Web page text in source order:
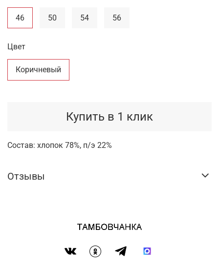
Купить в 1 клик
46 50 54 56
Цвет
Коричневый
Состав: хлопок 78%, п/э 22%
Отзывы